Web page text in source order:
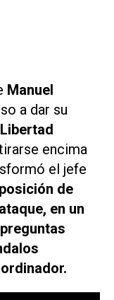
Manuel
a dar su
encima
el jefe
de
en un